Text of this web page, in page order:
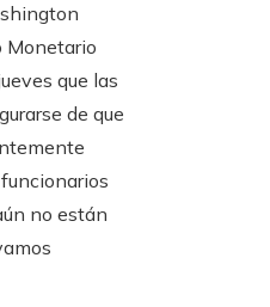
Monetario
que las
de que
no están